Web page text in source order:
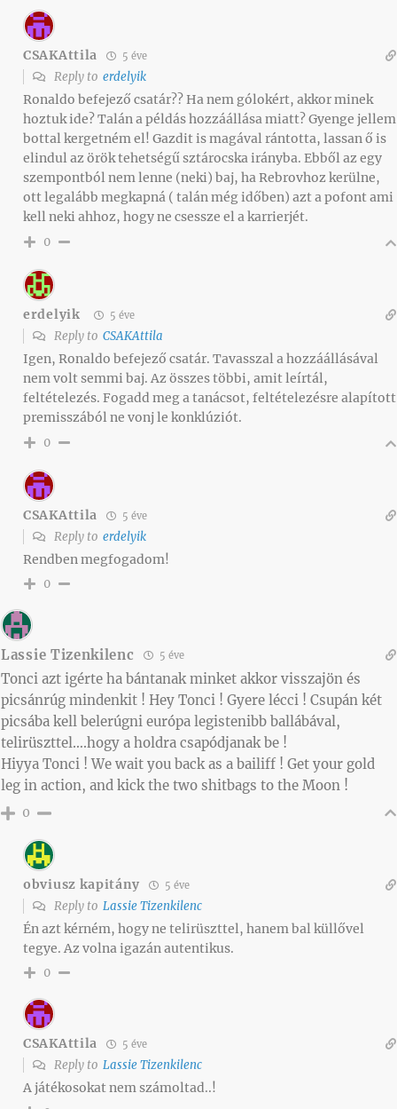
CSAKAttila 5 éve
Reply to erdelyik
Ronaldo befejező csatár?? Ha nem gólokért, akkor minek
hoztuk ide? Talán a példás hozzáállása miatt? Gyenge jellem
bottal kergetném el! Gazdit is magával rántotta, lassan ő is
elindul az örök tehetségű sztárocska irányba. Ebből az egy
szempontból nem lenne (neki) baj, ha Rebrovhoz kerülne,
ott legalább megkapná ( talán még időben) azt a pofont ami
kell neki ahhoz, hogy ne csessze el a karrierjét.
0
erdelyik 5 éve
Reply to CSAKAttila
Igen, Ronaldo befejező csatár. Tavasszal a hozzáállásával
nem volt semmi baj. Az összes többi, amit leírtál,
feltételezés. Fogadd meg a tanácsot, feltételezésre alapított
premisszából ne vonj le konklúziót.
0
CSAKAttila 5 éve
Reply to erdelyik
Rendben megfogadom!
0
Lassie Tizenkilenc 5 éve
Tonci azt igérte ha bántanak minket akkor visszajön és
picsánrúg mindenkit ! Hey Tonci ! Gyere lécci ! Csupán két
picsába kell belerúgni európa legistenibb ballábával,
telirüszttel….hogy a holdra csapódjanak be !
Hiyya Tonci ! We wait you back as a bailiff ! Get your gold
leg in action, and kick the two shitbags to the Moon !
0
obviusz kapitány 5 éve
Reply to Lassie Tizenkilenc
Én azt kérném, hogy ne telirüszttel, hanem bal küllővel
tegye. Az volna igazán autentikus.
0
CSAKAttila 5 éve
Reply to Lassie Tizenkilenc
A játékosokat nem számoltad..!